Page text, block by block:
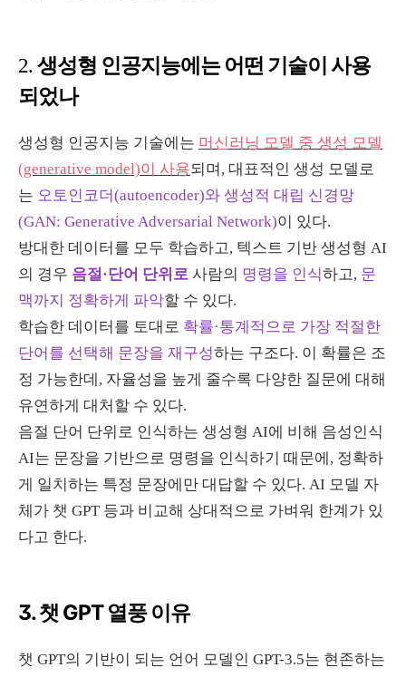
2.생성형 인공지능에는 어떤 기술이 사용
되었나
생성형 인공지능 기술에는 머신러닝 모델 중 생성 모델
(generative model)이 사용되며 , 대표적인 생성 모델로
는 오토인코더(autoencoder)와 생성적 대립 신경망
(GAN: Generative Adversarial Network)이 있다.
방대한 데이터를 모두 학습하고, 텍스트 기반 생성형 AI
의 경우 음절·단어 단위로 사람의 명령을 인식하고, 문
맥까지 정확하게 파악할 수 있다.
학습한 데이터를 토대로 확률·통계적으로 가장 적절한
단어를 선택해 문장을 재구성하는 구조다. 이 확률은 조
정 가능한데, 자율성을 높게 줄수록 다양한 질문에 대해
유연하게 대처할 수 있다.
음절 단어 단위로 인식하는 생성형 AI에 비해 음성인식
AI는 문장을 기반으로 명령을 인식하기 때문에, 정확하
게 일치하는 특정 문장에만 대답할 수 있다. AI 모델 자
체가 챗 GPT 등과 비교해 상대적으로 가벼워 한계가 있
다고 한다.
3. 챗 GPT 열풍 이유
챗 GPT의 기반이 되는 언어 모델인 GPT-3.5는 현존하는